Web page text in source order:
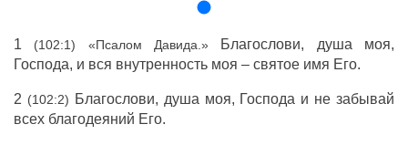
1 (102:1) «Псалом Давида.» Благослови, душа моя,
Господа, и вся внутренность моя – святое имя Его.
2 (102:2) Благослови, душа моя, Господа и не забывай
всех благодеяний Его.